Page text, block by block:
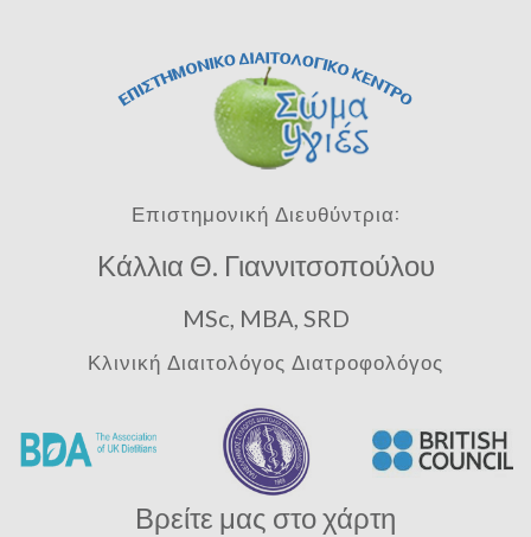
Επιστημονική Διευθύντρια:
Κάλλια Θ. Γιαννιτσοπούλου
MSc, MBA, SRD
Κλινική Διαιτολόγος Διατροφολόγος
Βρείτε μας στο χάρτη